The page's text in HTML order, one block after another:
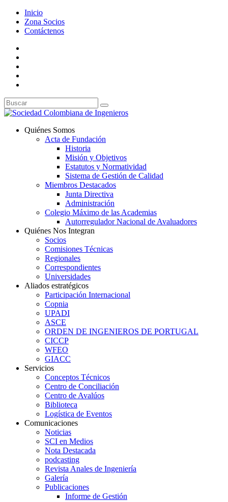
Inicio
Zona Socios
Contáctenos
Quiénes Somos
Acta de Fundación
Historia
Misión y Objetivos
Estatutos y Normatividad
Sistema de Gestión de Calidad
Miembros Destacados
Junta Directiva
Administración
Colegio Máximo de las Academias
Autorregulador Nacional de Avaluadores
Quiénes Nos Integran
Socios
Comisiones Técnicas
Regionales
Correspondientes
Universidades
Aliados estratégicos
Participación Internacional
Copnia
UPADI
ASCE
ORDEN DE INGENIEROS DE PORTUGAL
CICCP
WFEO
GIACC
Servicios
Conceptos Técnicos
Centro de Conciliación
Centro de Avalúos
Biblioteca
Logística de Eventos
Comunicaciones
Noticias
SCI en Medios
Nota Destacada
podcasting
Revista Anales de Ingeniería
Galería
Publicaciones
Informe de Gestión